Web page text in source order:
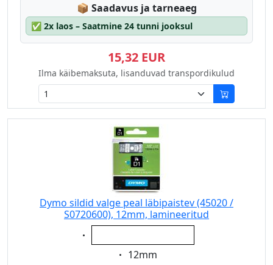
📦 Lagerstatus:
Saadavus ja tarneaeg
✅ 2x laos – Saatmine 24 tunni jooksul
15,32 EUR
Ilma käibemaksuta, lisanduvad transpordikulud
Dymo sildid valge peal läbipaistev (45020 /
S0720600), 12mm, lamineeritud
Eigenschaft:
Eigenschaft:
12mm